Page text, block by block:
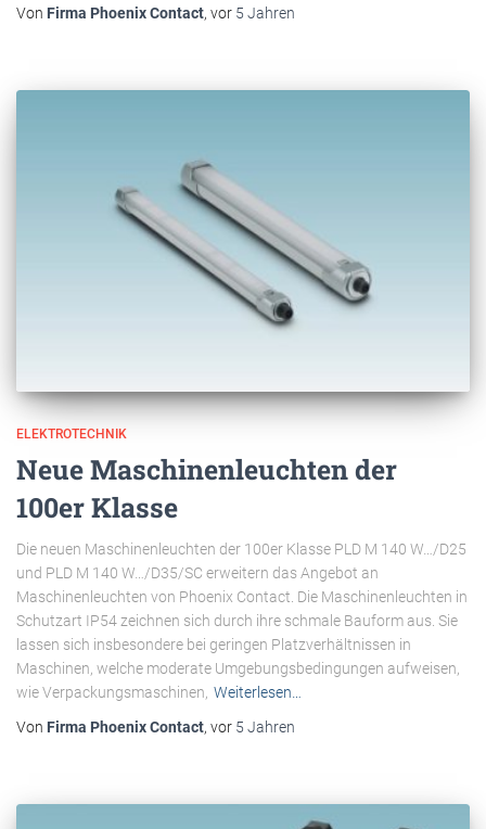
Von Firma Phoenix Contact, vor 5 Jahren
ELEKTROTECHNIK
Neue Maschinenleuchten der
100er Klasse
Die neuen Maschinenleuchten der 100er Klasse PLD M 140 W…/D25
und PLD M 140 W…/D35/SC erweitern das Angebot an
Maschinenleuchten von Phoenix Contact. Die Maschinenleuchten in
Schutzart IP54 zeichnen sich durch ihre schmale Bauform aus. Sie
lassen sich insbesondere bei geringen Platzverhältnissen in
Maschinen, welche moderate Umgebungsbedingungen aufweisen,
wie Verpackungsmaschinen, Weiterlesen…
Von Firma Phoenix Contact, vor 5 Jahren